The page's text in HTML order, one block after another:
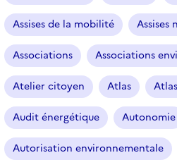
Assises de la mobilité Assises
Associations Associations
Atelier citoyen Atlas
Audit énergétique Autonomie
Autorisation environnementale